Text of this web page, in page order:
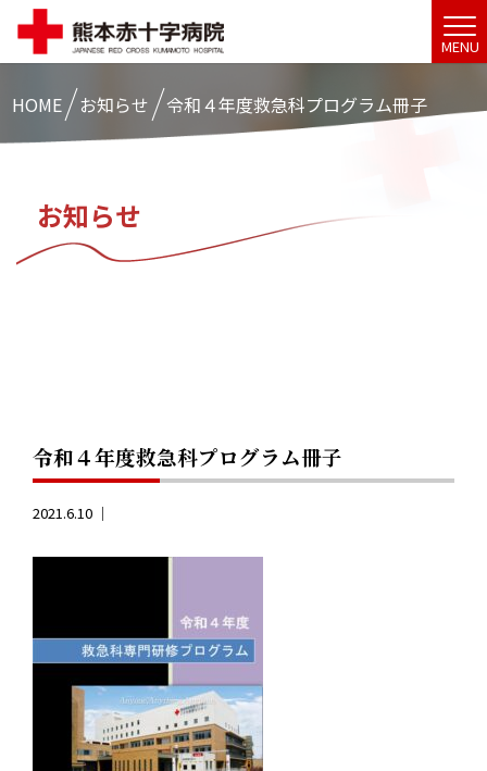
MENU
HOME お知らせ 令和４年度救急科プログラム冊子
お知らせ
令和４年度救急科プログラム冊子
2021.6.10 ｜